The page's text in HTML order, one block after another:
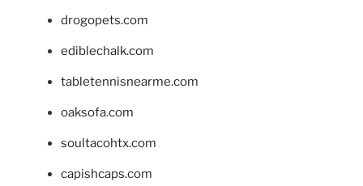
drogopets.com
ediblechalk.com
tabletennisnearme.com
oaksofa.com
soultacohtx.com
capishcaps.com